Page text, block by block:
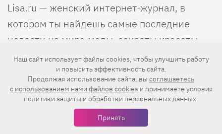
Lisa.ru — женский интернет-журнал, в
котором ты найдешь самые последние
новости из мира моды, секреты красоты
звезд, самые эффективные диеты, советы
по воспитанию детей, рецепты,
удивительные истории и трогательные
рассказы о любви. Все краски жизни для
Наш сайт использует файлы cookies, чтобы улучшить работу
и повысить эффективность сайта.
Продолжая использование сайта, вы соглашаетесь
c использованием нами файлов cookies и принимаете условия
политики защиты и обработки персональных данных.
Принять